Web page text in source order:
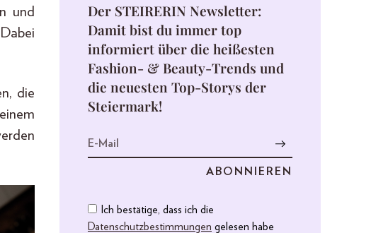
und
die
Der STEIRERIN Newsletter:
Damit bist du immer top
informiert über die heißesten
Fashion- & Beauty-Trends und
die neuesten Top-Storys der
Steiermark!
Ich bestätige, dass ich die
Datenschutzbestimmungen gelesen habe